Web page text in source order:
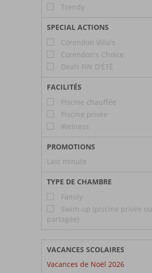
Trendy
SPECIAL ACTIONS
Corendon Villa's
Corendon's Choice
Deals FIN D'ÉTÉ
FACILITÉS
Piscine chauffée
Piscine privée
Welness
PROMOTIONS
Last minute
TYPE DE CHAMBRE
Family
Swim-up (piscine privée ou
partagée)
VACANCES SCOLAIRES
Vacances de Noël 2026